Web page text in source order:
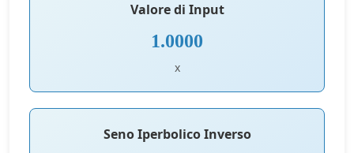
Valore di Input
1.0000
x
Seno Iperbolico Inverso